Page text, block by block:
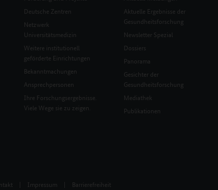
Deutsche Zentren
Netzwerk
Universitätsmedizin
Weitere institutionell
geförderte Einrichtungen
Bekanntmachungen
Ansprechpersonen
Ihre Forschungsergebnisse.
Viele Wege sie zu zeigen.
Aktuelle Ergebnisse der
Gesundheitsforschung
Newsletter Spezial
Dossiers
Panorama
Gesichter der
Gesundheitsforschung
Mediathek
Publikationen
| Impressum | Barrierefreiheit